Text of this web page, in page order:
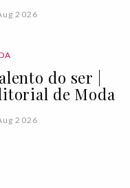
2026
do ser |
de Moda
2026